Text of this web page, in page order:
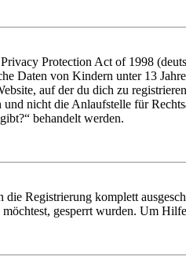
Protection Act of 1998
Daten von Kindern unter 13
auf der du dich zu
nicht die Anlaufstelle für
behandelt werden.
Registrierung komplett
gesperrt wurden. Um